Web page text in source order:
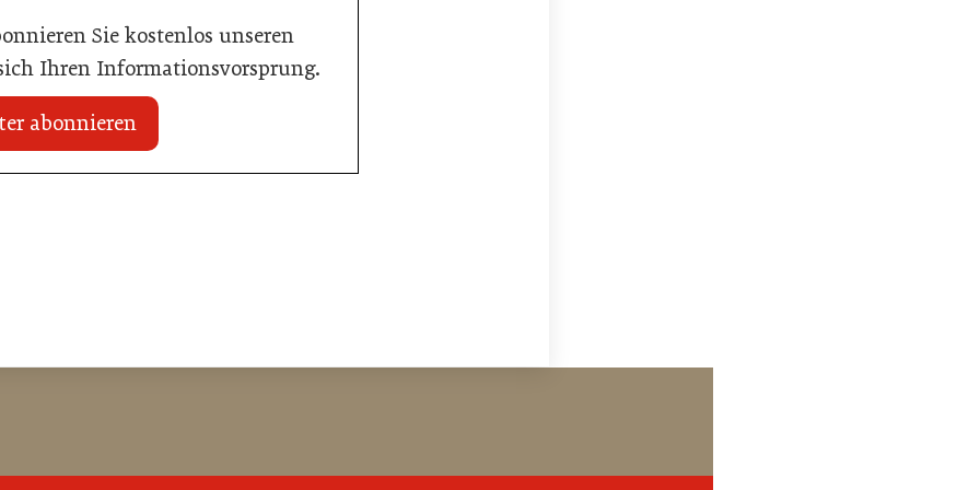
Sie kostenlos unseren
Ihren Informationsvorsprung.
abonnieren